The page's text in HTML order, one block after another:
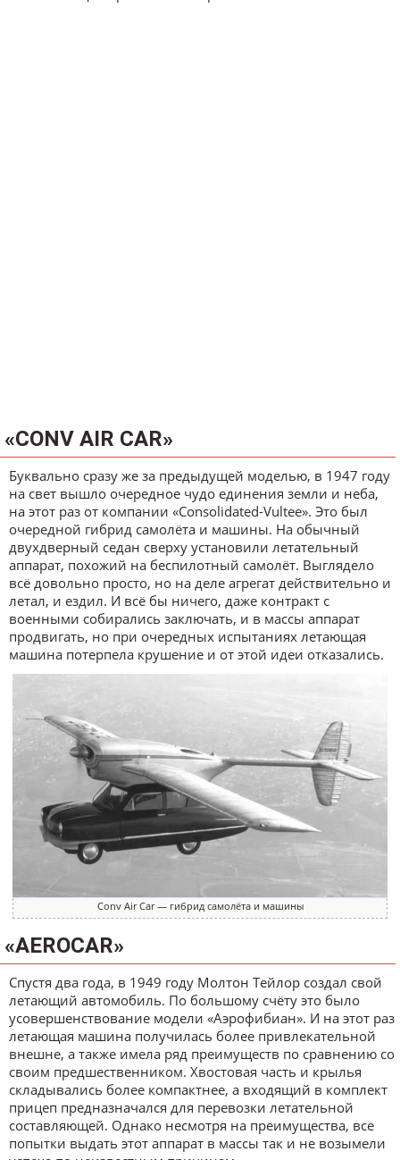
«CONV AIR CAR»
Буквально сразу же за предыдущей моделью, в 1947 году
на свет вышло очередное чудо единения земли и неба,
на этот раз от компании «Consolidated-Vultee». Это был
очередной гибрид самолёта и машины. На обычный
двухдверный седан сверху установили летательный
аппарат, похожий на беспилотный самолёт. Выглядело
всё довольно просто, но на деле агрегат действительно и
летал, и ездил. И всё бы ничего, даже контракт с
военными собирались заключать, и в массы аппарат
продвигать, но при очередных испытаниях летающая
машина потерпела крушение и от этой идеи отказались.
Conv Air Car — гибрид самолёта и машины
«AEROCAR»
Спустя два года, в 1949 году Молтон Тейлор создал свой
летающий автомобиль. По большому счёту это было
усовершенствование модели «Аэрофибиан». И на этот раз
летающая машина получилась более привлекательной
внешне, а также имела ряд преимуществ по сравнению со
своим предшественником. Хвостовая часть и крылья
складывались более компактнее, а входящий в комплект
прицеп предназначался для перевозки летательной
составляющей. Однако несмотря на преимущества, все
попытки выдать этот аппарат в массы так и не возымели